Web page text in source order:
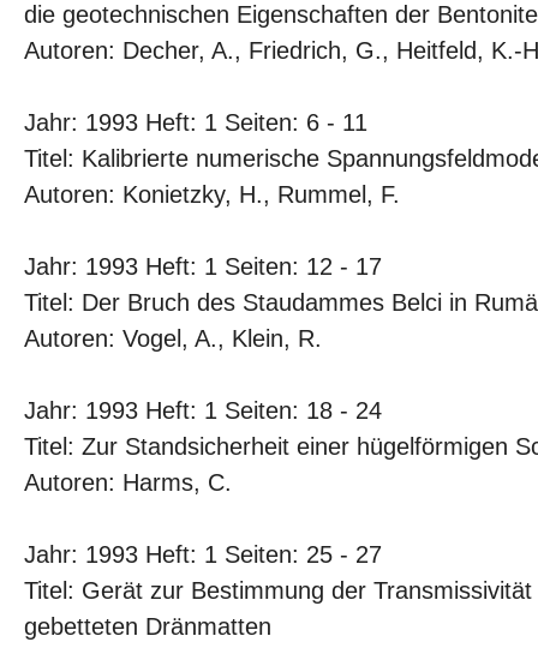
die geotechnischen Eigenschaften der Bentonite
Autoren: Decher, A., Friedrich, G., Heitfeld, K.-
Jahr: 1993 Heft: 1 Seiten: 6 - 11
Titel: Kalibrierte numerische
Autoren: Konietzky, H., Rummel, F.
Jahr: 1993 Heft: 1 Seiten: 12 - 17
Titel: Der Bruch des Staudammes Belci in
Autoren: Vogel, A., Klein, R.
Jahr: 1993 Heft: 1 Seiten: 18 - 24
Titel: Zur Standsicherheit einer hügelförmigen
Autoren: Harms, C.
Jahr: 1993 Heft: 1 Seiten: 25 - 27
Titel: Gerät zur Bestimmung der
gebetteten Dränmatten